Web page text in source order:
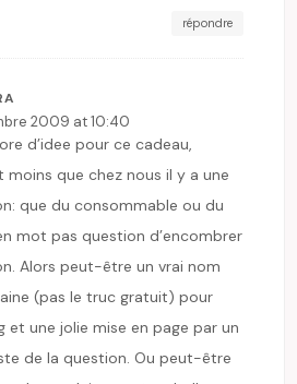
répondre
2009 at 10:40
d’idee pour ce cadeau,
moins que chez nous il y a une
que du consommable ou du
mot pas question d’encombrer
Alors peut-être un vrai nom
(pas le truc gratuit) pour
et une jolie mise en page par un
de la question. Ou peut-être